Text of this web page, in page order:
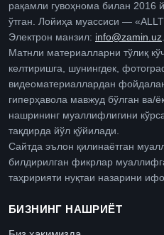
рақамли гувоҳнома билан 2016
ўтган. Лойиҳа муассиси —
Электрон манзил: info@zamin.uz
Матнли материалларни тўлиқ
келтиришга, шунингдек,
видеоматериаллардан
гиперҳавола мавжуд бўлган ва/
нашрининг муаллифлигини
тақдирда йўл қўйилади.
Сайтда эълон қилинаётган
билдирилган фикрлар
таҳририяти нуқтаи назарини
БИЗНИНГ НАШРИЁТ